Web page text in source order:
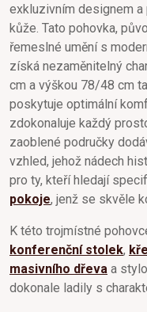
exkluzivním designem
kůže. Tato pohovka,
řemeslné umění s
získá nezaměnitelný
cm a výškou 78/48 cm
poskytuje optimální
zdokonaluje každý
zaoblené područky
vzhled, jehož nádech
pro ty, kteří hledají
pokoje, jenž se skvěle
K této trojmístné
konferenční stolek,
masivního dřeva a
dokonale ladily s